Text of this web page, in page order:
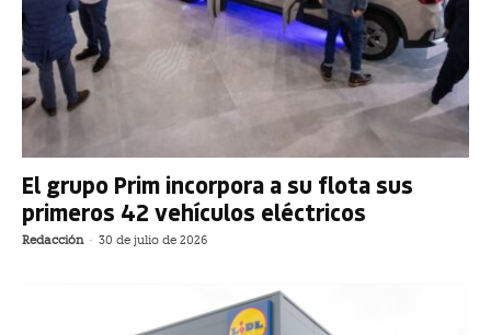
El grupo Prim incorpora a su flota sus
primeros 42 vehículos eléctricos
Redacción - 30 de julio de 2026